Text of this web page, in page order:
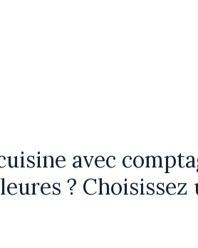
avec
? Choisissez